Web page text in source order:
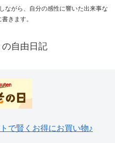
ながら、自分の感性に響いた出来事な
きます。
自由日記
で賢くお得にお買い物♪